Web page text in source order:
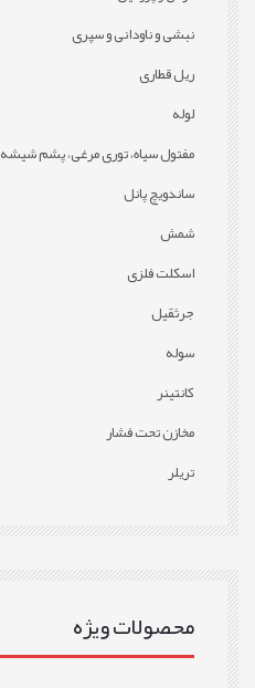
نبشی و ناودانی و سپری
ریل قطاری
لوله
مفتول سیاه، توری مرغی، پشم شیشه
ساندویچ پانل
شمش
اسکلت فلزی
جرثقیل
سوله
کانتینر
مخازن تحت فشار
تریلر
محصولات ویژه